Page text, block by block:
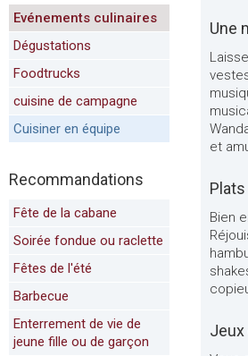
Evénements culinaires
Dégustations
Foodtrucks
cuisine de campagne
Cuisiner en équipe
Recommandations
Fête de la cabane
Soirée fondue ou raclette
Fêtes de l'été
Barbecue
Enterrement de vie de
jeune fille ou de garçon
Une
et
Bien